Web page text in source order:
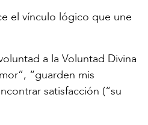
el vínculo lógico que une
a la Voluntad Divina
“guarden mis
satisfacción (“su